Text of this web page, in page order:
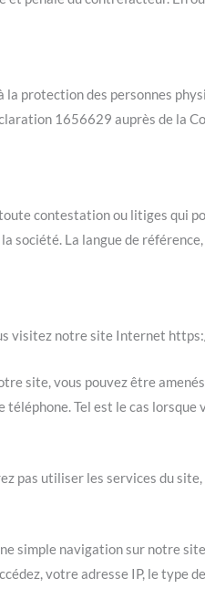
des personnes
1656629 auprès de la
contestation ou litiges qui
société. La langue de
visitez notre site Internet
site, vous pouvez être
Tel est le cas
pas utiliser les services du
simple navigation sur notre
votre adresse IP, le type